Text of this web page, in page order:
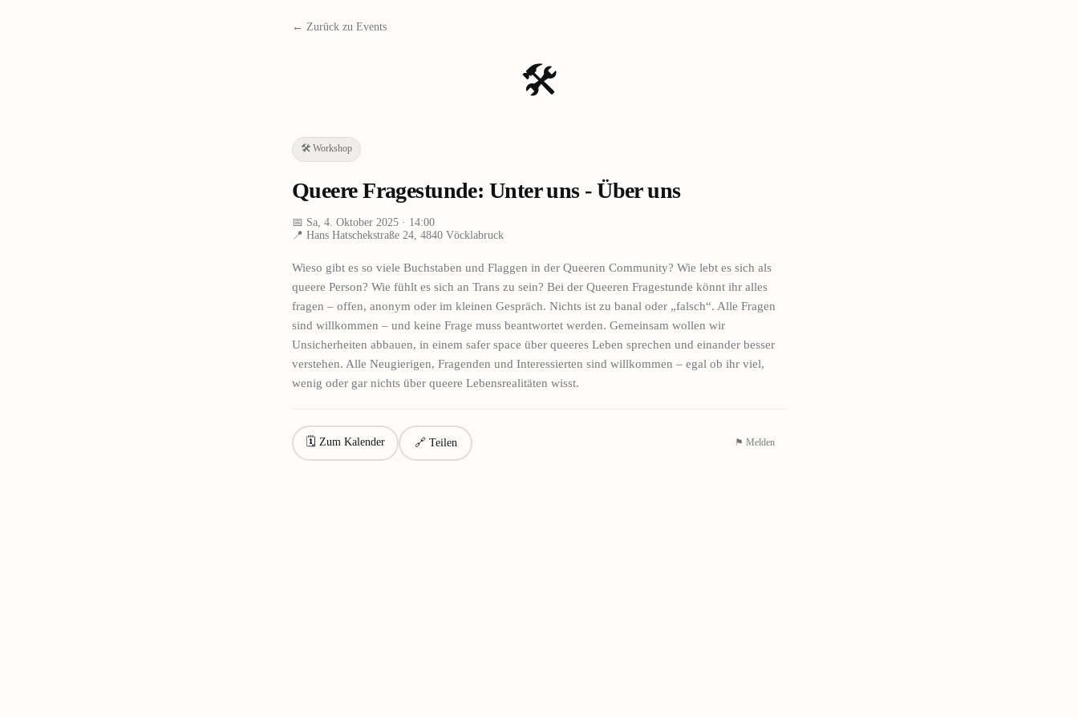
← Zurück zu Events
🛠️
🛠️ Workshop
Queere Fragestunde: Unter uns - Über uns
📅 Sa, 4. Oktober 2025 · 14:00
📍 Hans Hatschekstraße 24, 4840 Vöcklabruck
Wieso gibt es so viele Buchstaben und Flaggen in der Queeren Community? Wie lebt es sich als
queere Person? Wie fühlt es sich an Trans zu sein? Bei der Queeren Fragestunde könnt ihr alles
fragen – offen, anonym oder im kleinen Gespräch. Nichts ist zu banal oder „falsch“. Alle Fragen
sind willkommen – und keine Frage muss beantwortet werden. Gemeinsam wollen wir
Unsicherheiten abbauen, in einem safer space über queeres Leben sprechen und einander besser
verstehen. Alle Neugierigen, Fragenden und Interessierten sind willkommen – egal ob ihr viel,
wenig oder gar nichts über queere Lebensrealitäten wisst.
🗓 Zum Kalender 🔗 Teilen ⚑ Melden